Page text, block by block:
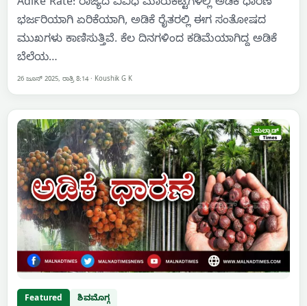
Adike Rate: ರಾಜ್ಯದ ವಿವಿಧ ಮಾರುಕಟ್ಟೆಗಳಲ್ಲಿ ಅಡಿಕೆ ಧಾರಣೆ
ಭರ್ಜರಿಯಾಗಿ ಏರಿಕೆಯಾಗಿ, ಅಡಿಕೆ ರೈತರಲ್ಲಿ ಈಗ ಸಂತೋಷದ
ಮುಖಗಳು ಕಾಣಿಸುತ್ತಿವೆ. ಕೆಲ ದಿನಗಳಿಂದ ಕಡಿಮೆಯಾಗಿದ್ದ ಅಡಿಕೆ
ಬೆಲೆಯ…
26 ಜೂನ್ 2025, ರಾತ್ರಿ 8:14· Koushik G K
Featured ಶಿವಮೊಗ್ಗ